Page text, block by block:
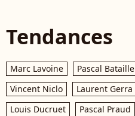
Tendances
Marc Lavoine Pascal Bataille
Vincent Niclo
Laurent Gerra
Louis Ducruet
Pascal Praud